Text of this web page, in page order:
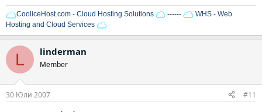
CooliceHost.com - Cloud Hosting Solutions ------
WHS - Web
Hosting and Cloud Services
L linderman
Member
30 Юли 2007 #11